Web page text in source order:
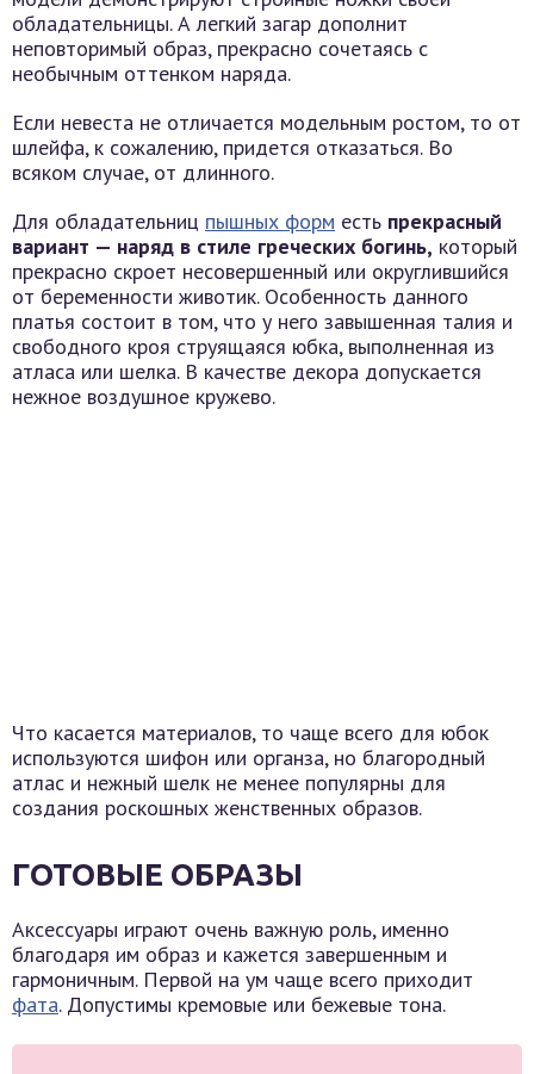
обладательницы. А легкий загар дополнит
неповторимый образ, прекрасно сочетаясь с
необычным оттенком наряда.
Если невеста не отличается модельным ростом, то от
шлейфа, к сожалению, придется отказаться. Во
всяком случае, от длинного.
Для обладательниц пышных форм есть прекрасный
вариант — наряд в стиле греческих богинь, который
прекрасно скроет несовершенный или округлившийся
от беременности животик. Особенность данного
платья состоит в том, что у него завышенная талия и
свободного кроя струящаяся юбка, выполненная из
атласа или шелка. В качестве декора допускается
нежное воздушное кружево.
Что касается материалов, то чаще всего для юбок
используются шифон или органза, но благородный
атлас и нежный шелк не менее популярны для
создания роскошных женственных образов.
ГОТОВЫЕ ОБРАЗЫ
Аксессуары играют очень важную роль, именно
благодаря им образ и кажется завершенным и
гармоничным. Первой на ум чаще всего приходит
фата. Допустимы кремовые или бежевые тона.